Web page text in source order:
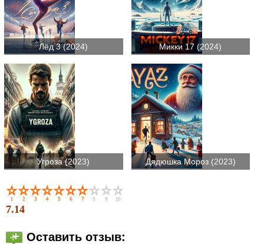
Лёд 3 (2024) Микки 17 (2024)
Угроза (2023) Дядюшка Мороз (2023)
7.14
Оставить отзыв: